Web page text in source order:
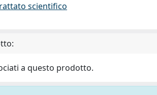
scientifico
a questo prodotto.